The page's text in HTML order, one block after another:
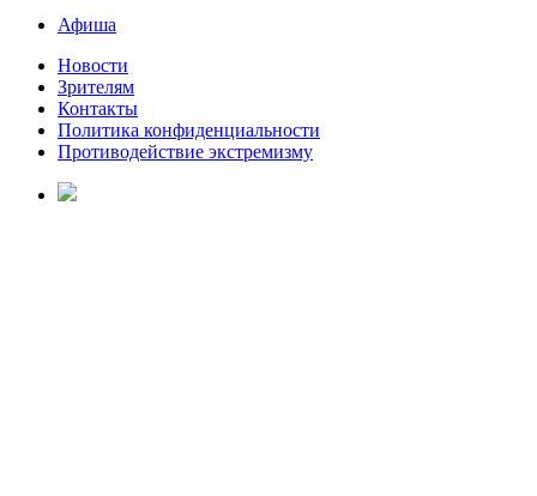
Афиша
Новости
Зрителям
Контакты
Политика конфиденциальности
Противодействие экстремизму